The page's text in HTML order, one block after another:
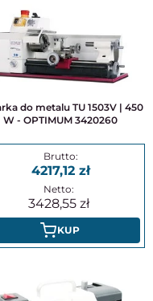
W - OPTIMUM 3420260
4217,12
3428,55
KUP